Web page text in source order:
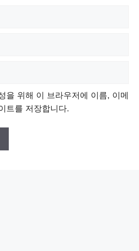
을 위해 이 브라우저에 이름, 이메
트를 저장합니다.